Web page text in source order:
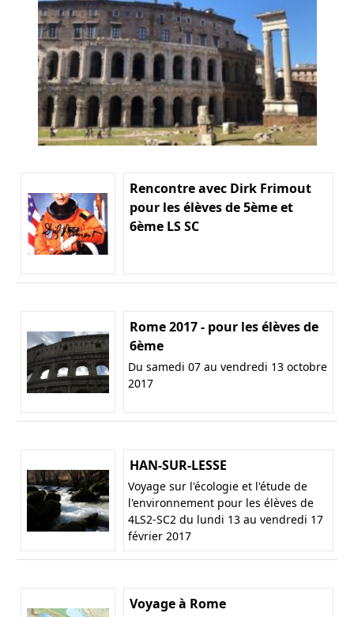
Rencontre avec Dirk Frimout
pour les élèves de 5ème et
6ème LS SC
Rome 2017 - pour les élèves de
6ème
Du samedi 07 au vendredi 13 octobre
2017
HAN-SUR-LESSE
Voyage sur l'écologie et l'étude de
l'environnement pour les élèves de
4LS2-SC2 du lundi 13 au vendredi 17
février 2017
Voyage à Rome